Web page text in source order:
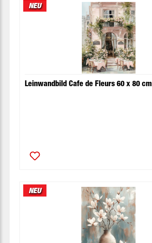
NEU
Leinwandbild Cafe de Fleurs 60 x 80 cm
NEU